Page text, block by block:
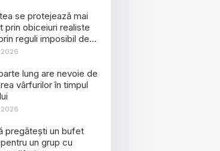
se protejează mai
prin obiceiuri realiste
reguli imposibil de
2026
lung are nevoie de
vârfurilor în timpul
2026
pregătești un bufet
un grup cu